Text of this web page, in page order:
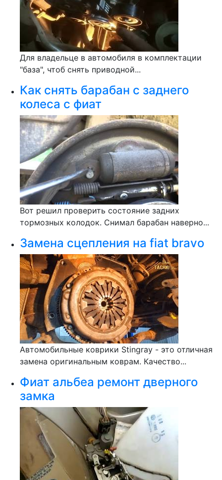
Для владельце в автомобиля в комплектации
"база", чтоб снять приводной...
Как снять барабан с заднего
колеса с фиат
Вот решил проверить состояние задних
тормозных колодок. Снимал барабан наверно...
Замена сцепления на fiat bravo
Автомобильные коврики Stingray - это отличная
замена оригинальным коврам. Качество...
Фиат альбеа ремонт дверного
замка